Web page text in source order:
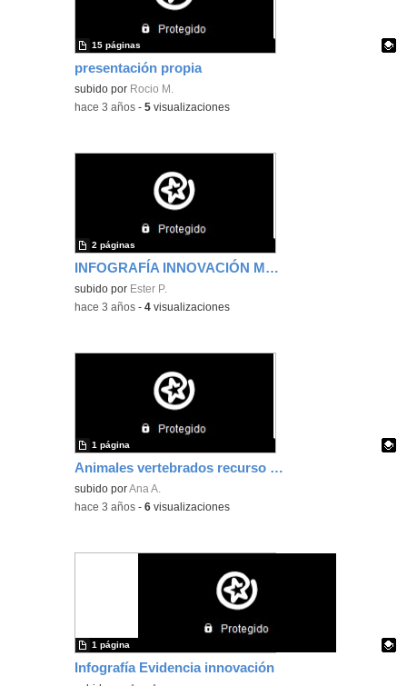
presentación propia
Contenido educativo.
subido por Rocio M.
15 páginas
-hace 3 años -5 visualizaciones
INFOGRAFÍA INNOVACIÓN METODOLÓGICA
subido por Ester P.
2 páginas
-hace 3 años -4 visualizaciones
Animales vertebrados recurso TEA
Contenido educativo.
subido porAna A.
1 página
-hace 3 años -6 visualizaciones
Infografía Evidencia innovación
1 página